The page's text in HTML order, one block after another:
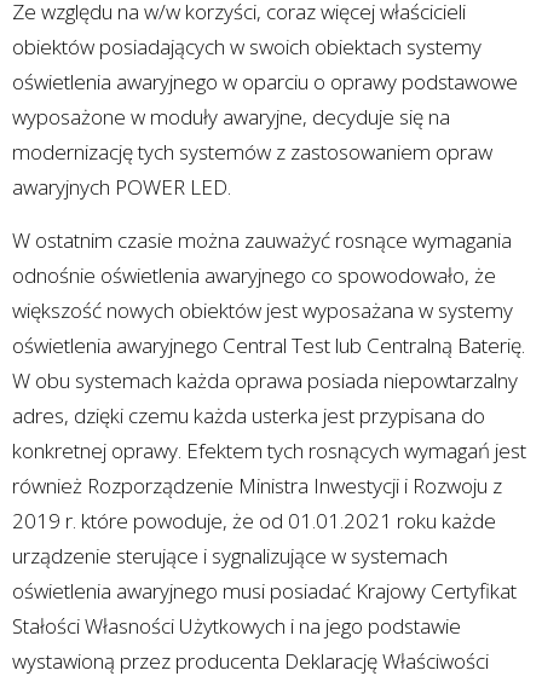
Ze względu na w/w korzyści, coraz więcej właścicieli
obiektów posiadających w swoich obiektach systemy
oświetlenia awaryjnego w oparciu o oprawy podstawowe
wyposażone w moduły awaryjne, decyduje się na
modernizację tych systemów z zastosowaniem opraw
awaryjnych POWER LED.
W ostatnim czasie można zauważyć rosnące wymagania
odnośnie oświetlenia awaryjnego co spowodowało, że
większość nowych obiektów jest wyposażana w systemy
oświetlenia awaryjnego Central Test lub Centralną Baterię.
W obu systemach każda oprawa posiada niepowtarzalny
adres, dzięki czemu każda usterka jest przypisana do
konkretnej oprawy. Efektem tych rosnących wymagań jest
również Rozporządzenie Ministra Inwestycji i Rozwoju z
2019 r. które powoduje, że od 01.01.2021 roku każde
urządzenie sterujące i sygnalizujące w systemach
oświetlenia awaryjnego musi posiadać Krajowy Certyfikat
Stałości Własności Użytkowych i na jego podstawie
wystawioną przez producenta Deklarację Właściwości